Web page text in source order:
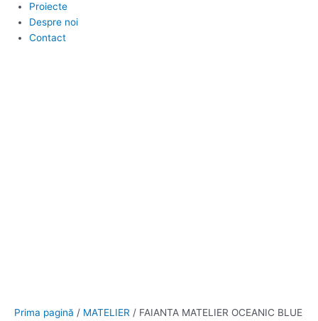
Proiecte
Despre noi
Contact
Prima pagină / MATELIER / FAIANTA MATELIER OCEANIC BLUE